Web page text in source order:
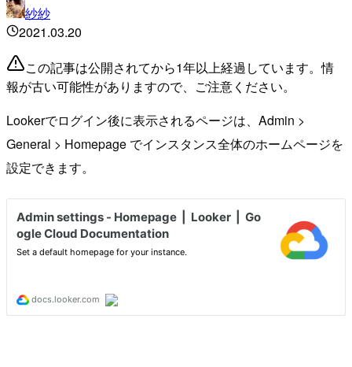
紗紗
2021.03.20
この記事は公開されてから1年以上経過しています。情
報が古い可能性がありますので、ご注意ください。
Lookerでログイン後に表示されるページは、Admin >
General > Homepage でインスタンス全体のホームページを
設定できます。